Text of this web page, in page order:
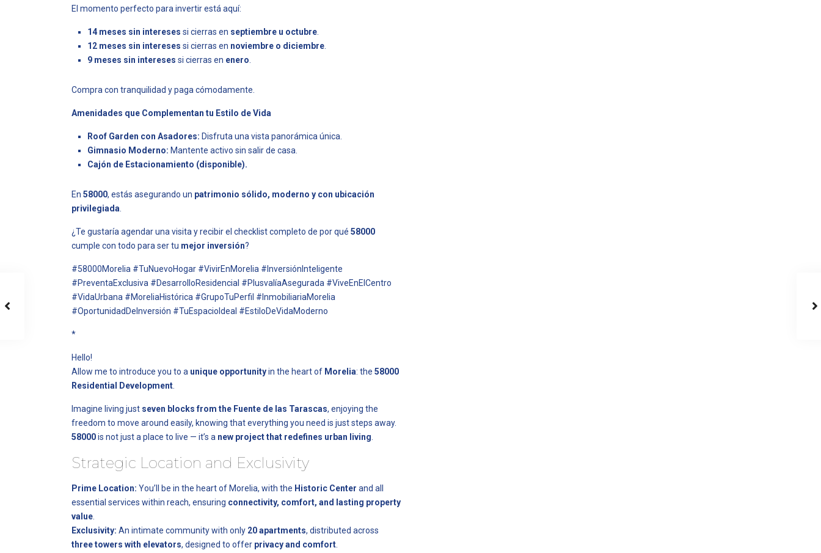
El momento perfecto para invertir está aquí:
14 meses sin intereses si cierras en septiembre u octubre
12 meses sin intereses si cierras en noviembre o diciembre
9 meses sin intereses si cierras en enero
Compra con tranquilidad y paga cómodamente.
Amenidades que Complementan tu Estilo de Vida
Roof Garden con Asadores: Disfruta una vista panorámica única.
Gimnasio Moderno: Mantente activo sin salir de casa.
Cajón de Estacionamiento (disponible).
En 58000, estás asegurando un patrimonio sólido, moderno y con ubicación
privilegiada
¿Te gustaría agendar una visita y recibir el checklist completo de por qué 58000
cumple con todo para ser tu mejor inversión?
#58000Morelia #TuNuevoHogar #VivirEnMorelia #InversiónInteligente
#PreventaExclusiva #DesarrolloResidencial #PlusvalíaAsegurada #ViveEnElCentro
#VidaUrbana #MoreliaHistórica #GrupoTuPerfil #InmobiliariaMorelia
#OportunidadDeInversión #TuEspacioIdeal #EstiloDeVidaModerno
*
Hello!
Allow me to introduce you to a unique opportunityin the heart of Morelia: the 58000
Residential Development
Imagine living just seven blocks from the Fuente de las Tarascas, enjoying the
freedom to move around easily, knowing that everything you need is just steps away.
58000is not just a place to live — it’s a new project that redefines urban living
Strategic Location and Exclusivity
Prime Location: You’ll be in the heart of Morelia, with the Historic Center and all
essential services within reach, ensuring connectivity, comfort, and lasting property
value
Exclusivity: An intimate community with only 20 apartments, distributed across
three towers with elevators, designed to offer privacy and comfort